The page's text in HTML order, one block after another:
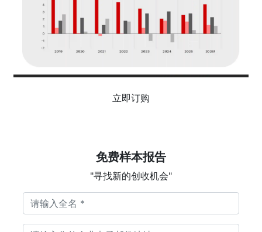
立即订购
免费样本报告
"寻找新的创收机会"